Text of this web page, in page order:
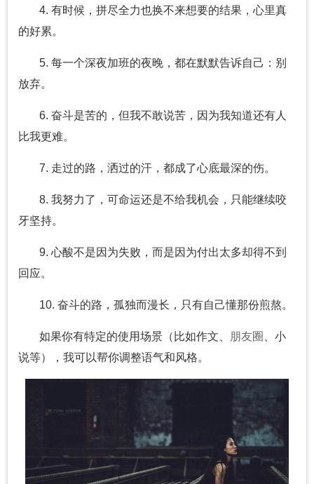
4. 有时候，拼尽全力也换不来想要的结果，心里真
的好累。
5. 每一个深夜加班的夜晚，都在默默告诉自己：别
放弃。
6. 奋斗是苦的，但我不敢说苦，因为我知道还有人
比我更难。
7. 走过的路，洒过的汗，都成了心底最深的伤。
8. 我努力了，可命运还是不给我机会，只能继续咬
牙坚持。
9. 心酸不是因为失败，而是因为付出太多却得不到
回应。
10. 奋斗的路，孤独而漫长，只有自己懂那份煎熬。
如果你有特定的使用场景（比如作文、 朋友圈
、小
说等），我可以帮你调整语气和风格。